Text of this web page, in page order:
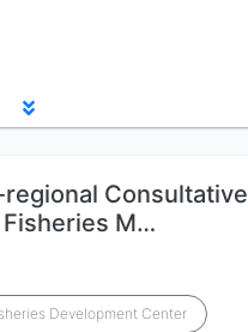
Consultative
M…
Development Center